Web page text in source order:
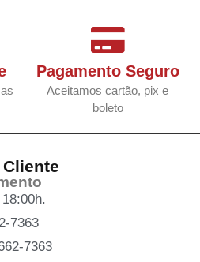
Pagamento Seguro
Aceitamos cartão, pix e
boleto
7363
7363